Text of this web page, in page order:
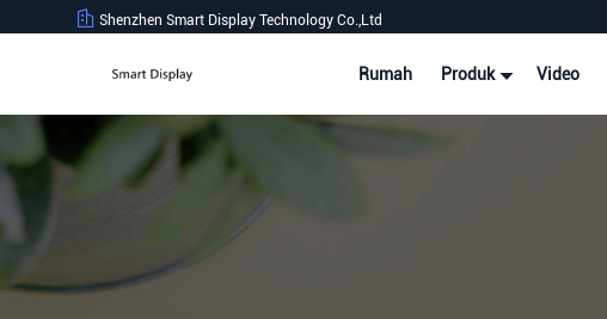
Shenzhen Smart Display Technology Co.,Ltd
Rumah Produk Video